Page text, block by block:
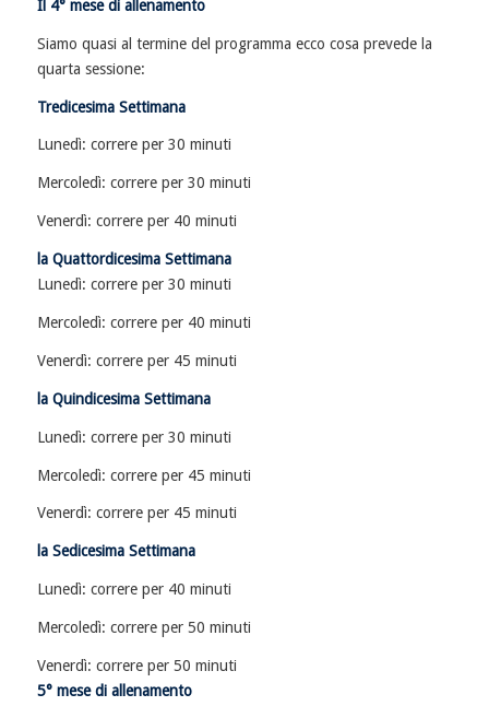
Il 4° mese di allenamento
Siamo quasi al termine del programma ecco cosa prevede la
quarta sessione:
Tredicesima Settimana
Lunedì: correre per 30 minuti
Mercoledì: correre per 30 minuti
Venerdì: correre per 40 minuti
la Quattordicesima Settimana
Lunedì: correre per 30 minuti
Mercoledì: correre per 40 minuti
Venerdì: correre per 45 minuti
la Quindicesima Settimana
Lunedì: correre per 30 minuti
Mercoledì: correre per 45 minuti
Venerdì: correre per 45 minuti
la Sedicesima Settimana
Lunedì: correre per 40 minuti
Mercoledì: correre per 50 minuti
Venerdì: correre per 50 minuti
5° mese di allenamento